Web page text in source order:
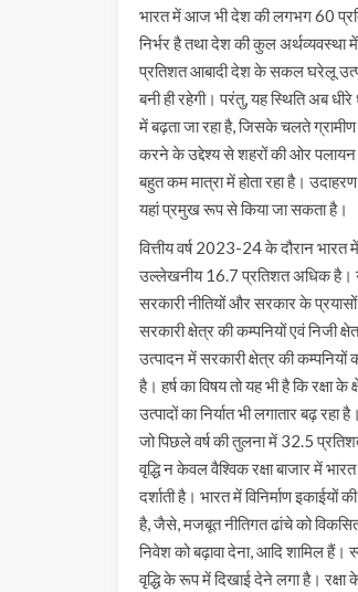
भारत में आज भी देश की लगभग 60
निर्भर है तथा देश की कुल
प्रतिशत आबादी देश के सकल घरेलू
बनी ही रहेगी। परंतु, यह स्थिति अब
में बढ़ता जा रहा है, जिसके चलते ग्रामीण
करने के उद्देश्य से शहरों की ओर पलायन
बहुत कम मात्रा में होता रहा है।
यहां प्रमुख रूप से किया जा सकता है।
वित्तीय वर्ष 2023-24 के दौरान भारत
उल्लेखनीय 16.7 प्रतिशत अधिक है। यह
सरकारी नीतियों और सरकार के
सरकारी क्षेत्र की कम्पनियों एवं निजी
उत्पादन में सरकारी क्षेत्र की
है। हर्ष का विषय तो यह भी है कि रक्षा के
उत्पादों का निर्यात भी लगातार बढ़
जो पिछले वर्ष की तुलना में 32.5
वृद्धि न केवल वैश्विक रक्षा बाजार में
दर्शाती है। भारत में विनिर्माण
है, जैसे, मजबूत नीतिगत ढांचे को विकसित
निवेश को बढ़ावा देना, आदि शामिल हैं।
वृद्धि के रूप में दिखाई देने लगा है। रक्षा